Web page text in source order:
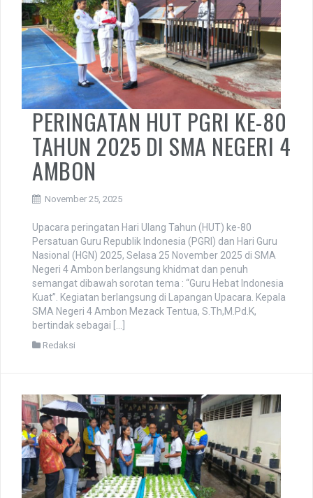
PERINGATAN HUT PGRI KE-80
TAHUN 2025 DI SMA NEGERI 4
AMBON
November 25, 2025
Upacara peringatan Hari Ulang Tahun (HUT) ke-80
Persatuan Guru Republik Indonesia (PGRI) dan Hari Guru
Nasional (HGN) 2025, Selasa 25 November 2025 di SMA
Negeri 4 Ambon berlangsung khidmat dan penuh
semangat dibawah sorotan tema : “Guru Hebat Indonesia
Kuat”. Kegiatan berlangsung di Lapangan Upacara. Kepala
SMA Negeri 4 Ambon Mezack Tentua, S.Th,M.Pd.K,
bertindak sebagai […]
Redaksi